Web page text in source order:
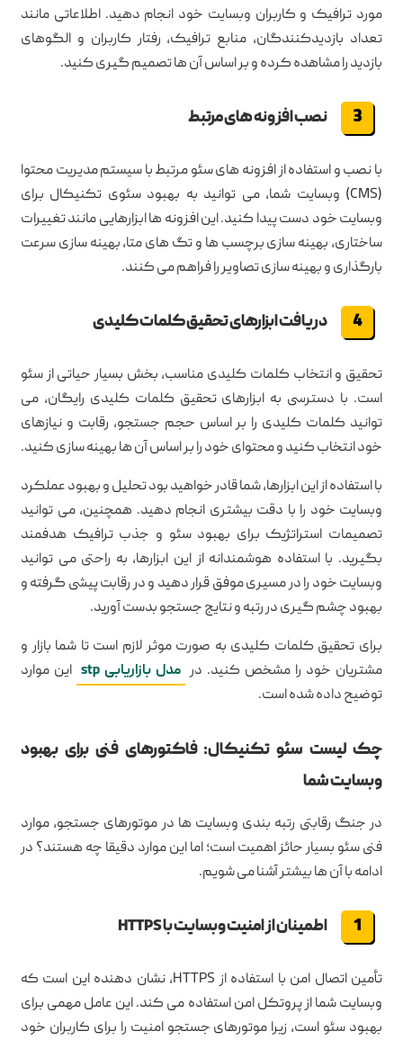
مورد ترافیک و کاربران وبسایت خود انجام دهید. اطلاعاتی مانند
تعداد بازدیدکنندگان، منابع ترافیک، رفتار کاربران و الگوهای
بازدید را مشاهده کرده و بر اساس آن ها تصمیم گیری کنید.
نصب افزونه های مرتبط
با نصب و استفاده از افزونه های سئو مرتبط با سیستم مدیریت محتوا
(CMS) وبسایت شما، می توانید به بهبود سئوی تکنیکال برای
وبسایت خود دست پیدا کنید. این افزونه ها ابزارهایی مانند تغییرات
ساختاری، بهینه سازی برچسب ها و تگ های متا، بهینه سازی سرعت
بارگذاری و بهینه سازی تصاویر را فراهم می کنند.
دریافت ابزارهای تحقیق کلمات کلیدی
تحقیق و انتخاب کلمات کلیدی مناسب، بخش بسیار حیاتی از سئو
است. با دسترسی به ابزارهای تحقیق کلمات کلیدی رایگان، می
توانید کلمات کلیدی را بر اساس حجم جستجو، رقابت و نیازهای
خود انتخاب کنید و محتوای خود را بر اساس آن ها بهینه سازی کنید.
با استفاده از این ابزارها، شما قادر خواهید بود تحلیل و بهبود عملکرد
وبسایت خود را با دقت بیشتری انجام دهید. همچنین، می توانید
تصمیمات استراتژیک برای بهبود سئو و جذب ترافیک هدفمند
بگیرید. با استفاده هوشمندانه از این ابزارها، به راحتی می توانید
وبسایت خود را در مسیری موفق قرار دهید و در رقابت پیشی گرفته و
بهبود چشم گیری در رتبه و نتایج جستجو بدست آورید.
برای تحقیق کلمات کلیدی به صورت موثر لازم است تا شما بازار و
مشتریان خود را مشخص کنید. در مدل بازاریابی stp
این موارد
توضیح داده شده است.
چک لیست سئو تکنیکال: فاکتورهای فنی برای بهبود
وبسایت شما
در جنگ رقابتی رتبه بندی وبسایت ها در موتورهای جستجو، موارد
فنی سئو بسیار حائز اهمیت است؛ اما این موارد دقیقا چه هستند؟ در
ادامه با آن ها بیشتر آشنا می شویم.
اطمینان از امنیت وبسایت با HTTPS
تأمین اتصال امن با استفاده از HTTPS، نشان دهنده این است که
وبسایت شما از پروتکل امن استفاده می کند. این عامل مهمی برای
بهبود سئو است، زیرا موتورهای جستجو امنیت را برای کاربران خود